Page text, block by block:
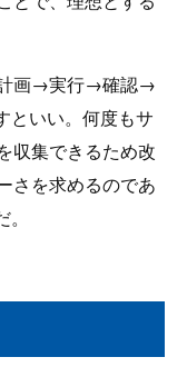
計画→実行→確認→
といい。何度もサ
収集できるため改
さを求めるのであ